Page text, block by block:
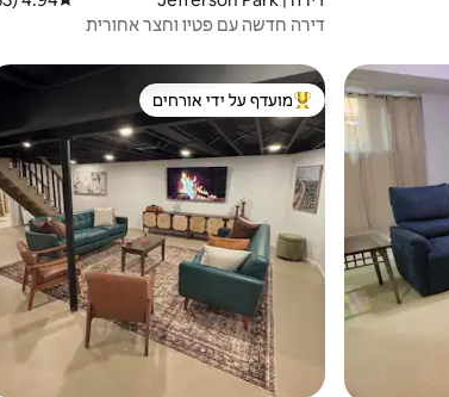
דירה חדשה עם פטיו וחצר אחורית
אורחים מוביל בקרב נכסים מועדפים על ידי אורחים
מועדף על ידי אורחים